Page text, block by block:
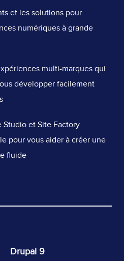
et les solutions pour
numériques à grande
multi-marques qui
développer facilement
et Site Factory
pour vous aider à créer une
fluide
Drupal 9